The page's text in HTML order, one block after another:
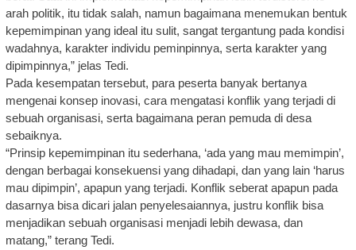
arah politik, itu tidak salah, namun bagaimana menemukan bentuk
kepemimpinan yang ideal itu sulit, sangat tergantung pada kondisi
wadahnya, karakter individu peminpinnya, serta karakter yang
dipimpinnya,” jelas Tedi.
Pada kesempatan tersebut, para peserta banyak bertanya
mengenai konsep inovasi, cara mengatasi konflik yang terjadi di
sebuah organisasi, serta bagaimana peran pemuda di desa
sebaiknya.
“Prinsip kepemimpinan itu sederhana, ‘ada yang mau memimpin’,
dengan berbagai konsekuensi yang dihadapi, dan yang lain ‘harus
mau dipimpin’, apapun yang terjadi. Konflik seberat apapun pada
dasarnya bisa dicari jalan penyelesaiannya, justru konflik bisa
menjadikan sebuah organisasi menjadi lebih dewasa, dan
matang,” terang Tedi.